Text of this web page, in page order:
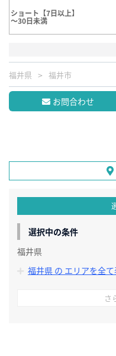
ショート【7日以上】
～30日未満
福井県 福井市
お問合わせ
選択中の条件
福井県
福井県 の エリアを全
さ